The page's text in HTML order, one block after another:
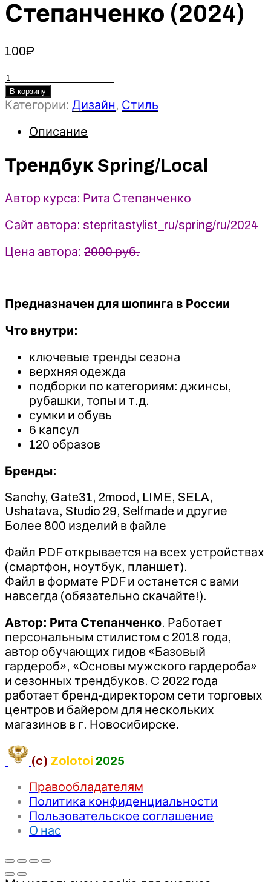
Степанченко (2024)
100₽
Количество
товара
Трендбук
Степанченко
(2024)
В корзину
Категории: Дизайн, Стиль
Описание
Трендбук Spring/Local
Автор курса: Рита Степанченко
Сайт автора: stepritastylist_ru/spring/ru/2024
Цена автора: 2900 руб.
Предназначен для шопинга в России
Что внутри:
ключевые тренды сезона
верхняя одежда
подборки по категориям: джинсы,
рубашки, топы и т.д.
сумки и обувь
6 капсул
120 образов
Бренды:
Sanchy, Gate31, 2mood, LIME, SELA,
Ushatava, Studio 29, Selfmade и другие
Более 800 изделий в файле
Файл PDF открывается на всех устройствах
(смартфон, ноутбук, планшет).
Файл в формате PDF и останется с вами
навсегда (обязательно скачайте!).
Автор: Рита Степанченко. Работает
персональным стилистом с 2018 года,
автор обучающих гидов «Базовый
гардероб», «Основы мужского гардероба»
и сезонных трендбуков. C 2022 года
работает бренд-директором сети торговых
центров и байером для нескольких
магазинов в г. Новосибирске.
(c) Zolotoi 2025
Правообладателям
Политика конфиденциальности
Пользовательское соглашение
О нас